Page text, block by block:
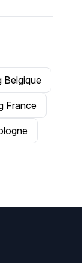
Belgique
France